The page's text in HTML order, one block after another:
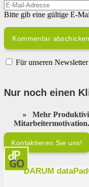
Bitte gib eine gültige E-
Kommentar abschicken
Für unseren
Nur noch einen
» Mehr
Kontaktieren Sie uns!
DARUM